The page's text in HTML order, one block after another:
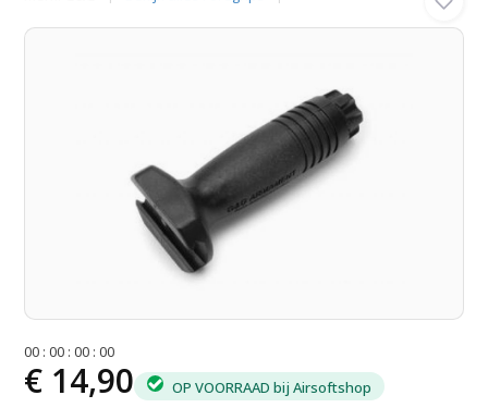
00 :00 :00 :00
€ 14,90 OP VOORRAAD bij Airsoftshop